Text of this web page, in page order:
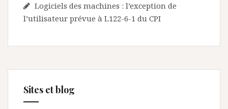
Logiciels des machines : l’exception de
l’utilisateur prévue à L122-6-1 du CPI
Sites et blog